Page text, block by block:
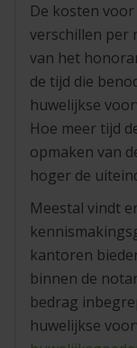
De kosten
verschillen per
van het
de tijd die
huwelijkse
Hoe meer tijd
opmaken van
hoger de
Meestal vindt
kantoren
binnen de
bedrag
huwelijkse